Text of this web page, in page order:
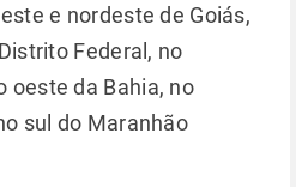
e nordeste de Goiás,
Federal, no
oeste da Bahia, no
sul do Maranhão